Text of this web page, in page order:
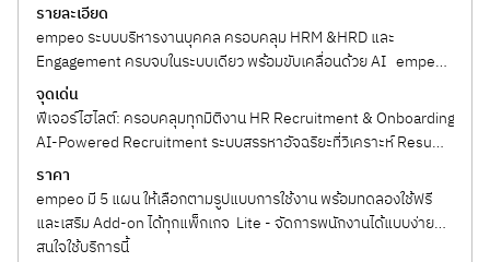
รายละเอียด
empeo ระบบบริหารงานบุคคล ครอบคลุม HRM &HRD และ
Engagement ครบจบในระบบเดียว พร้อมขับเคลื่อนด้วย AI empeo
คือแพลตฟอร์มบริหารทรัพยากรบุคคลแบบครบวงจร...
จุดเด่น
ฟีเจอร์ไฮไลต์: ครอบคลุมทุกมิติงาน HR Recruitment & Onboarding
AI-Powered Recruitment ระบบสรรหาอัจฉริยะที่วิเคราะห์ Resume
และจับคู่กับ Job...
ราคา
empeo มี 5 แผน ให้เลือกตามรูปแบบการใช้งาน พร้อมทดลองใช้ฟรี
และเสริม Add-on ได้ทุกแพ็กเกจ Lite - จัดการพนักงานได้แบบง่าย
ๆ...
สนใจใช้บริการนี้